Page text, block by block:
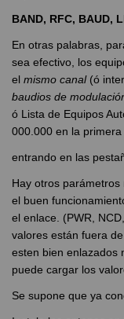
BAND, RFC, BAUD,
En otras palabras,
sea efectivo, los
el mismo canal(ó
baudios de
ó Lista de Equipos
000.000 en la primera
entrando en las
Hay otros
el buen
el enlace. (PWR,
valores están fuera
esten bien enlazados
puede cargar los
Se supone que ya